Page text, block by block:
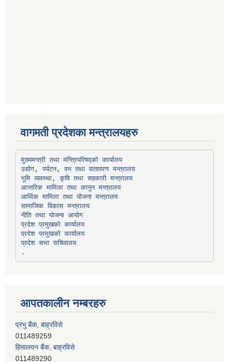
वागमती प्रदेशका मन्त्रालयहरु
मुख्यमन्त्री तथा मन्त्रिपरिषद्को कार्यालय
उद्योग, पर्यटन, वन तथा वातावरण मन्त्रालय
भूमि व्यवस्था, कृषि तथा सहकारी मन्त्रालय
आन्तरिक मामिला तथा कानुन मन्त्रालय
आर्थिक मामिला तथा योजना मन्त्रालय
सामाजिक विकास मन्त्रालय
नीति तथा योजना आयोग
प्रदेश प्रमुखको कार्यालय
प्रदेश प्रमुखको कार्यालय
प्रदेश सभा सचिवालय
आपतकालीन नम्बरहरु
हिमालयन बैंक, बाह्रविसे
011489290
लक्ष्मी बैंक, चाैतारा
011620404